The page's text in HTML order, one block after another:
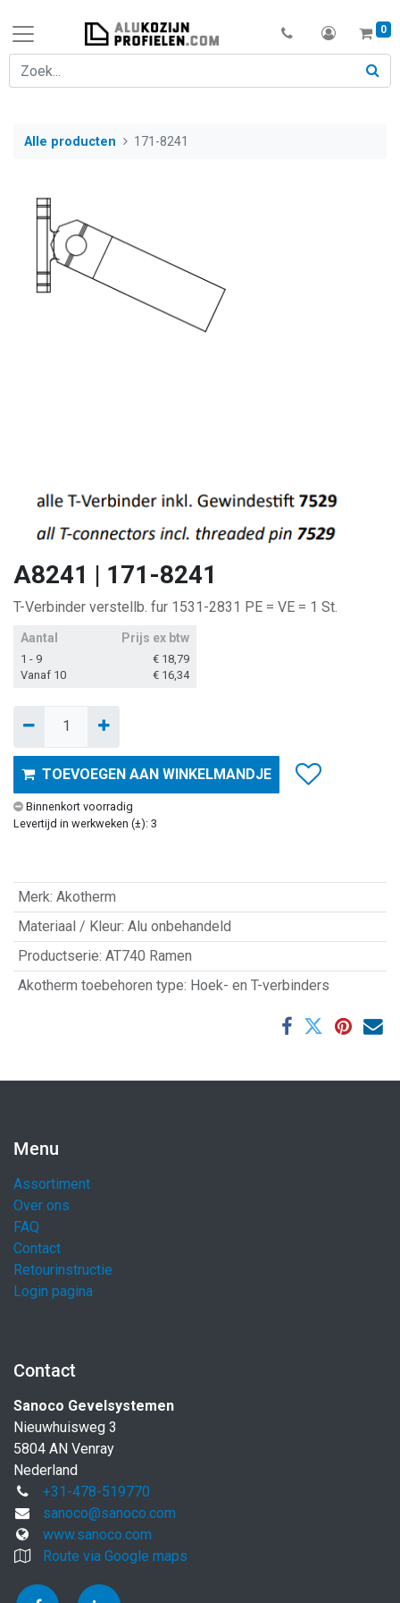
0
Alle producten 171-8241
A8241 | 171-8241
T-Verbinder verstellb. fur 1531-2831 PE = VE = 1 St.
Aantal Prijs ex btw
1 - 9 € 18,79
Vanaf 10
€ 16,34
TOEVOEGEN AAN WINKELMANDJE
Binnenkort voorradig
Levertijd in werkweken (±): 3
Merk: Akotherm
Materiaal / Kleur: Alu onbehandeld
Productserie: AT740 Ramen
Akotherm toebehoren type: Hoek- en T-verbinders
Menu
Assortiment
Over ons
FAQ
Contact
Retourinstructie
Login pagina
Contact
Sanoco Gevelsystemen
Nieuwhuisweg 3
5804 AN Venray
Nederland
+31-478-519770
sanoco@sanoco.com
www.sanoco.com
Route via Google maps